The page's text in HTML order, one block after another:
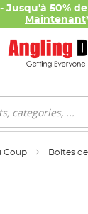
Jusqu'à 50%
Maintenant
Coup Boîtes